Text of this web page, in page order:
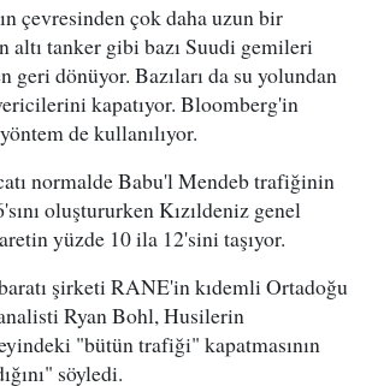
çevresinden çok daha uzun bir
altı tanker gibi bazı Suudi gemileri
geri dönüyor. Bazıları da su yolundan
kapatıyor. Bloomberg'in
de kullanılıyor.
normalde Babu'l Mendeb trafiğinin
oluştururken Kızıldeniz genel
yüzde 10 ila 12'sini taşıyor.
şirketi RANE'in kıdemli Ortadoğu
Ryan Bohl, Husilerin
"bütün trafiği" kapatmasının
söyledi.